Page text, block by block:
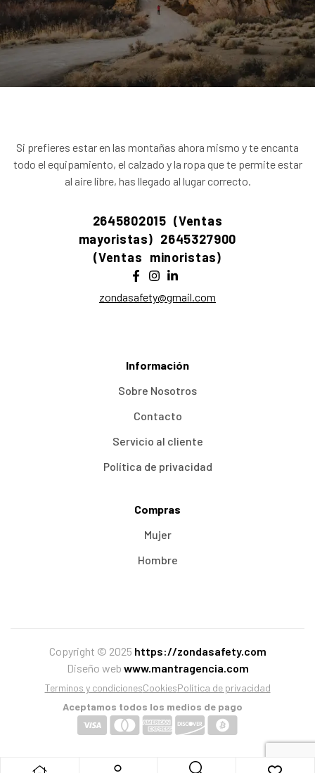
Si prefieres estar en las montañas ahora mismo y te encanta
todo el equipamiento, el calzado y la ropa que te permite estar
al aire libre, has llegado al lugar correcto.
2645802015 (Ventas
mayoristas) 2645327900
(Ventas minoristas)
zondasafety@gmail.com
Información
Sobre Nosotros
Contacto
Servicio al cliente
Política de privacidad
Compras
Mujer
Hombre
Copyright © 2025 https://zondasafety.com
Diseño web www.mantragencia.com
Terminos y condicionesCookiesPolítica de privacidad
Aceptamos todos los medios de pago